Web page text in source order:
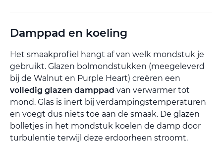
Damppad en koeling
Het smaakprofiel hangt af van welk mondstuk je
gebruikt. Glazen bolmondstukken (meegeleverd
bij de Walnut en Purple Heart) creëren een
volledig glazen damppad van verwarmer tot
mond. Glas is inert bij verdampingstemperaturen
en voegt dus niets toe aan de smaak. De glazen
bolletjes in het mondstuk koelen de damp door
turbulentie terwijl deze erdoorheen stroomt.